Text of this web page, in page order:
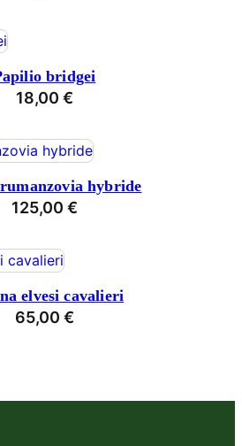
bridgei
18,00 €
hybride
125,00 €
elvesi cavalieri
65,00 €